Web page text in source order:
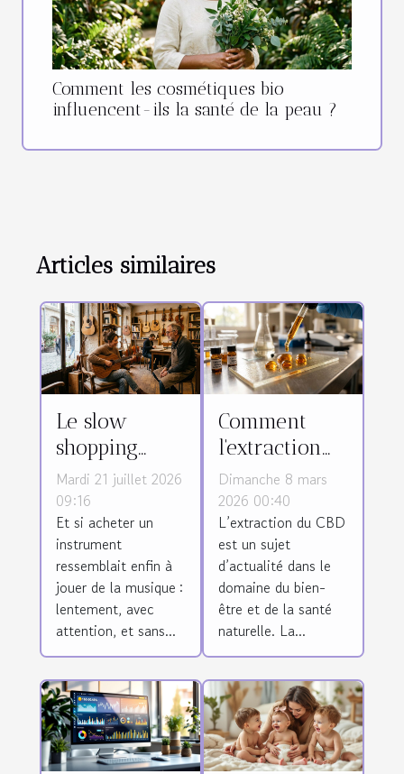
Comment les cosmétiques bio
influencent-ils la santé de la peau ?
Articles similaires
Le slow
shopping
prend-il
racine dans
le monde des
instruments ?
Mardi 21 juillet 2026
09:16
Et si acheter un
instrument
ressemblait enfin à
jouer de la musique :
lentement, avec
attention, et sans...
Comment
l'extraction
affecte-t-elle
la qualité du
CBD ?
Dimanche 8 mars
2026 00:40
L’extraction du CBD
est un sujet
d’actualité dans le
domaine du bien-
être et de la santé
naturelle. La...